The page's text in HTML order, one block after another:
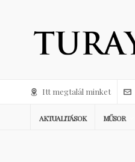
Itt megtalál minket
AKTUALITÁSOK MŰSOR